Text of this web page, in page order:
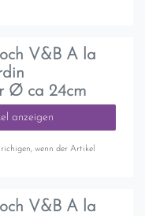
V&B A la
Ø ca 24cm
anzeigen
wenn der Artikel
V&B A la